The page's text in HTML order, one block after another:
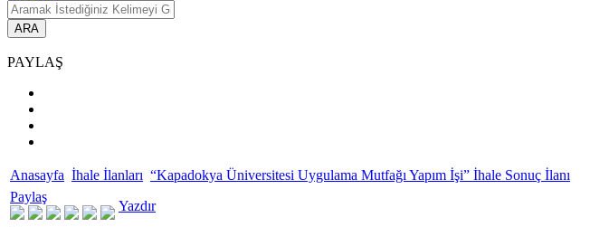
ARA
PAYLAŞ
Anasayfa İhale İlanları “Kapadokya Üniversitesi Uygulama Mutfağı Yapım İşi” İhale Sonuç İlanı
Paylaş
Yazdır